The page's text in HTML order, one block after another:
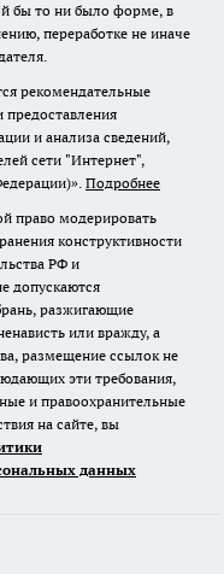
бы то ни было форме, в
переработке не иначе
рекомендательные
и анализа сведений,
сети "Интернет",
Подробнее
право модерировать
конструктивности
РФ и
допускаются
разжигающие
или вражду, а
размещение ссылок не
эти требования,
и правоохранительные
на сайте, вы
данных